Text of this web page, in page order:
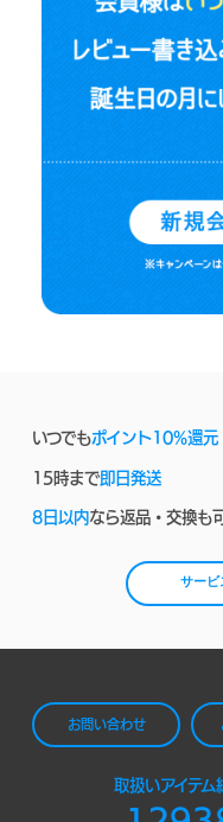
いつでもポイント10%還元
15時まで即日発送
8日以内なら返品・交換も
サービ
お問い合わせ
取扱いアイテム